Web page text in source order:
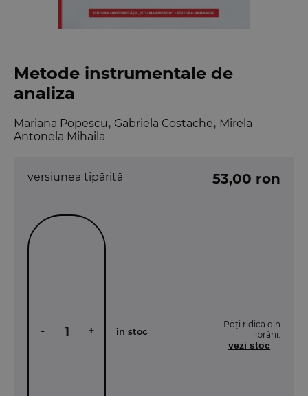
Metode instrumentale de
analiza
Mariana Popescu, Gabriela Costache, Mirela
Antonela Mihaila
versiunea tipărită 53,00 ron
- + în stoc
Poți ridica din
librării.
vezi stoc